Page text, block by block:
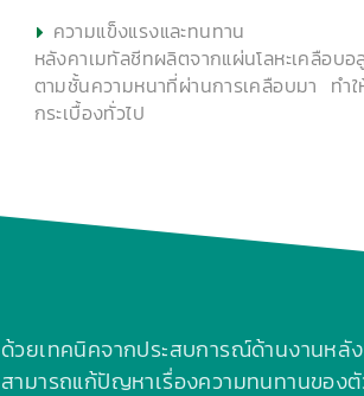
ความแข็งแรงและทนทาน
หลังคาเมทัลชีทผลิตจากแผ่นโลหะเคลือ
ตามชั้นความหนาที่ผ่านการเคลือบมา ทำ
กระเบื้องทั่วไป
ด้วยเทคนิคจากประสบการณ์ด้านงานห
สามารถแก้ปัญหาเรื่องความทนทานขอ